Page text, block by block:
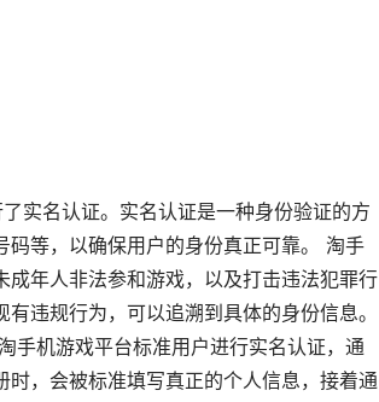
实名认证。实名认证是一种身份验证的方
等，以确保用户的身份真正可靠。 淘手
年人非法参和游戏，以及打击违法犯罪行
违规行为，可以追溯到具体的身份信息。
手机游戏平台标准用户进行实名认证，通
，会被标准填写真正的个人信息，接着通